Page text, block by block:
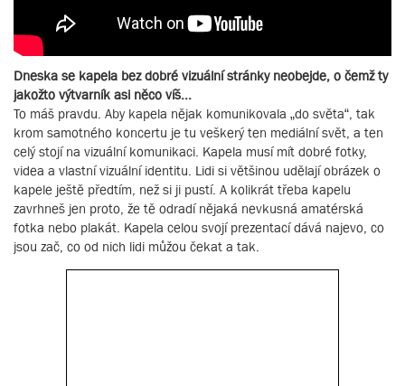
Dneska se kapela bez dobré vizuální stránky neobejde, o čemž ty
jakožto výtvarník asi něco víš...
To máš pravdu. Aby kapela nějak komunikovala „do světa“, tak
krom samotného koncertu je tu veškerý ten mediální svět, a ten
celý stojí na vizuální komunikaci. Kapela musí mít dobré fotky,
videa a vlastní vizuální identitu. Lidi si většinou udělají obrázek o
kapele ještě předtím, než si ji pustí. A kolikrát třeba kapelu
zavrhneš jen proto, že tě odradí nějaká nevkusná amatérská
fotka nebo plakát. Kapela celou svojí prezentací dává najevo, co
jsou zač, co od nich lidi můžou čekat a tak.